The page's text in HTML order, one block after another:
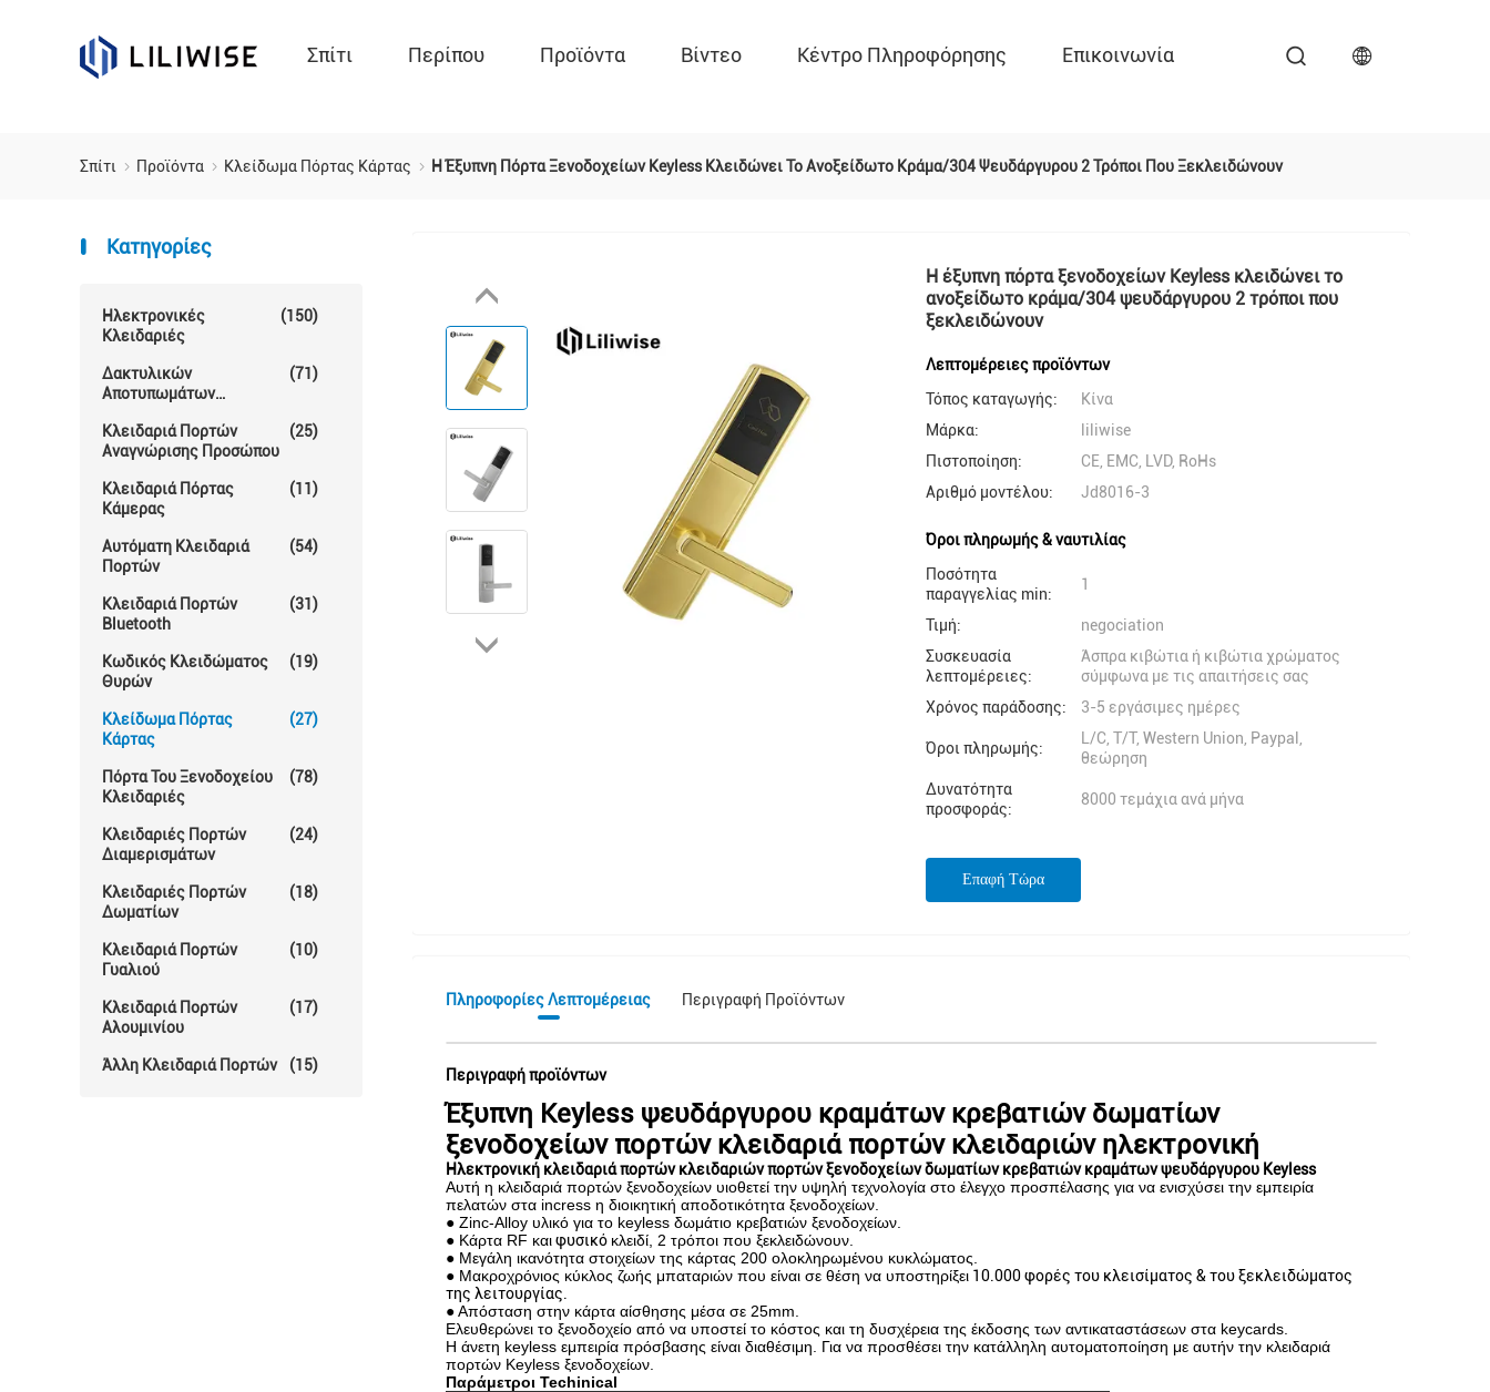
Σπίτι Περίπου Προϊόντα Βίντεο Κέντρο Πληροφόρησης Επικοινωνία
Σπίτι Προϊόντα Κλείδωμα Πόρτας Κάρτας Η Έξυπνη Πόρτα Ξενοδοχείων Keyless Κλειδώνει Το Ανοξείδωτο Κράμα/304 Ψευδάργυρου 2 Τρόποι Που Ξεκλειδώνουν
Κατηγορίες
Ηλεκτρονικές
Κλειδαριές
(150)
Δακτυλικών
Αποτυπωμάτων
(71)
Κλειδαριά Πορτών
Αναγνώρισης Προσώπου
(25)
Κλειδαριά Πόρτας
Κάμερας
(11)
Αυτόματη Κλειδαριά
Πορτών
(54)
Κλειδαριά Πορτών
Bluetooth
(31)
Κωδικός Κλειδώματος
Θυρών
(19)
Κλείδωμα Πόρτας
Κάρτας
(27)
Πόρτα Του Ξενοδοχείου
Κλειδαριές
(78)
Κλειδαριές Πορτών
Διαμερισμάτων
(24)
Κλειδαριές Πορτών
Δωματίων
(18)
Κλειδαριά Πορτών
Γυαλιού
(10)
Κλειδαριά Πορτών
Αλουμινίου
(17)
Άλλη Κλειδαριά Πορτών (15)
Η έξυπνη πόρτα ξενοδοχείων Keyless κλειδώνει το
ανοξείδωτο κράμα/304 ψευδάργυρου 2 τρόποι που
ξεκλειδώνουν
Λεπτομέρειες προϊόντων
Τόπος καταγωγής:
Κίνα
Μάρκα:
liliwise
Πιστοποίηση:
CE, EMC, LVD, RoHs
Αριθμό μοντέλου:
Jd8016-3
Όροι πληρωμής & ναυτιλίας
Ποσότητα
παραγγελίας min:
1
Τιμή:
negociation
Συσκευασία
λεπτομέρειες:
Άσπρα κιβώτια ή κιβώτια χρώματος
σύμφωνα με τις απαιτήσεις σας
Χρόνος παράδοσης:
3-5 εργάσιμες ημέρες
Όροι πληρωμής:
L/C, T/T, Western Union, Paypal,
θεώρηση
Δυνατότητα
προσφοράς:
8000 τεμάχια ανά μήνα
Επαφή Τώρα
Πληροφορίες Λεπτομέρειας Περιγραφή Προϊόντων
Περιγραφή προϊόντων
Έξυπνη Keyless ψευδάργυρου κραμάτων κρεβατιών δωματίων
ξενοδοχείων πορτών κλειδαριά πορτών κλειδαριών ηλεκτρονική
Ηλεκτρονική κλειδαριά πορτών κλειδαριών πορτών ξενοδοχείων δωματίων κρεβατιών κραμάτων ψευδάργυρου Keyless
Αυτή η κλειδαριά πορτών ξενοδοχείων υιοθετεί την υψηλή τεχνολογία στο έλεγχο προσπέλασης για να ενισχύσει την εμπειρία
πελατών στα incress η διοικητική αποδοτικότητα ξενοδοχείων.
● Zinc-Alloy υλικό για το keyless δωμάτιο κρεβατιών ξενοδοχείων.
● Κάρτα RF καιφυσικό κλειδί, 2 τρόποι που ξεκλειδώνουν.
● Μεγάλη ικανότητα στοιχείων της κάρτας 200 ολοκληρωμένου κυκλώματος.
● Μακροχρόνιος κύκλος ζωής μπαταριών που είναι σε θέση να υποστηρίξει 10.000 φορές του κλεισίματος & του ξεκλειδώματος
της λειτουργίας.
● Απόσταση στην κάρτα αίσθησης μέσα σε 25mm.
Ελευθερώνει το ξενοδοχείο από να υποστεί το κόστος και τη δυσχέρεια της έκδοσης των αντικαταστάσεων στα keycards.
Η άνετη keyless εμπειρία πρόσβασης είναι διαθέσιμη. Για να προσθέσει την κατάλληλη αυτοματοποίηση με αυτήν την κλειδαριά
πορτών Keyless ξενοδοχείων.
Παράμετροι Techinical